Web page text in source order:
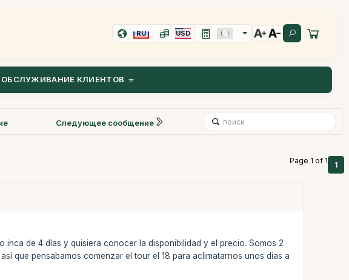
RU USD
ОБСЛУЖИВАНИЕ КЛИЕНТОВ
Следующее сообщение
Page 1 of 1 1
inca de 4 días y quisiera conocer la disponibilidad y el precio. Somos 2
que pensabamos comenzar el tour el 18 para aclimatarnos unos días a